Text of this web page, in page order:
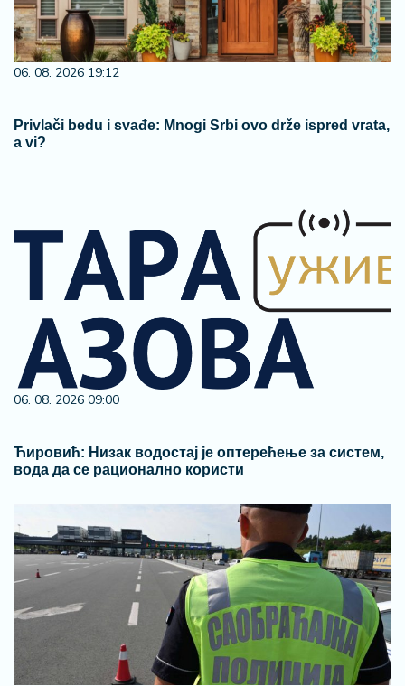
06. 08. 2026 19:12
Privlači bedu i svađe: Mnogi Srbi ovo drže ispred vrata,
a vi?
06. 08. 2026 09:00
Ћировић: Низак водостај је оптерећење за систем,
вода да се рационално користи